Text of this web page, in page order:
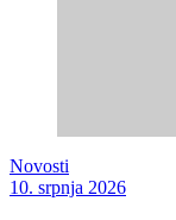
Novosti
10. srpnja 2026